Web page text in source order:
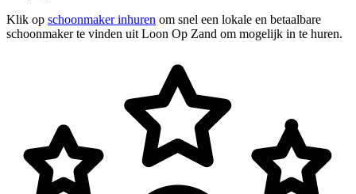
Klik op schoonmaker inhuren om snel een lokale en betaalbare
schoonmaker te vinden uit Loon Op Zand om mogelijk in te huren.